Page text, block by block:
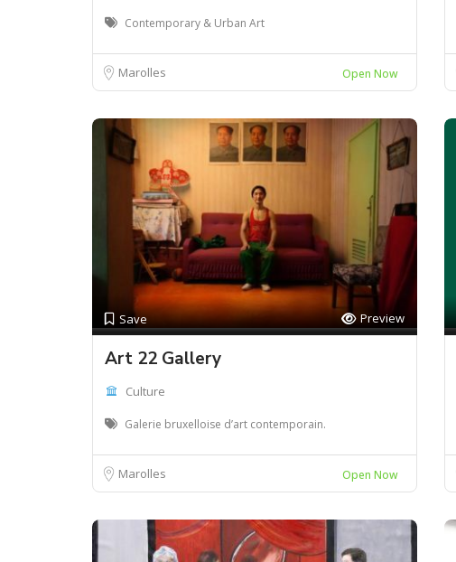
Contemporary & Urban Art
Marolles Open Now
Save Preview
Art 22 Gallery
Culture
Galerie bruxelloise d’art contemporain.
Marolles Open Now